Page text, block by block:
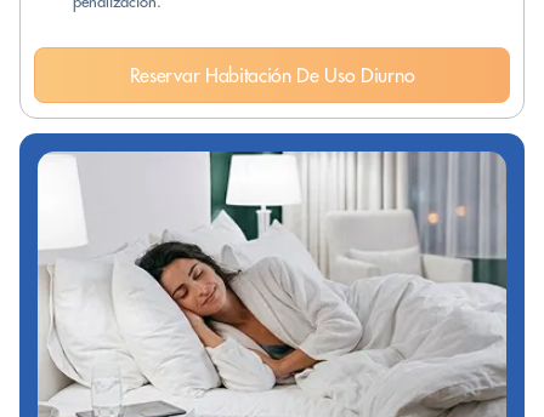
Reservar Habitación De Uso Diurno